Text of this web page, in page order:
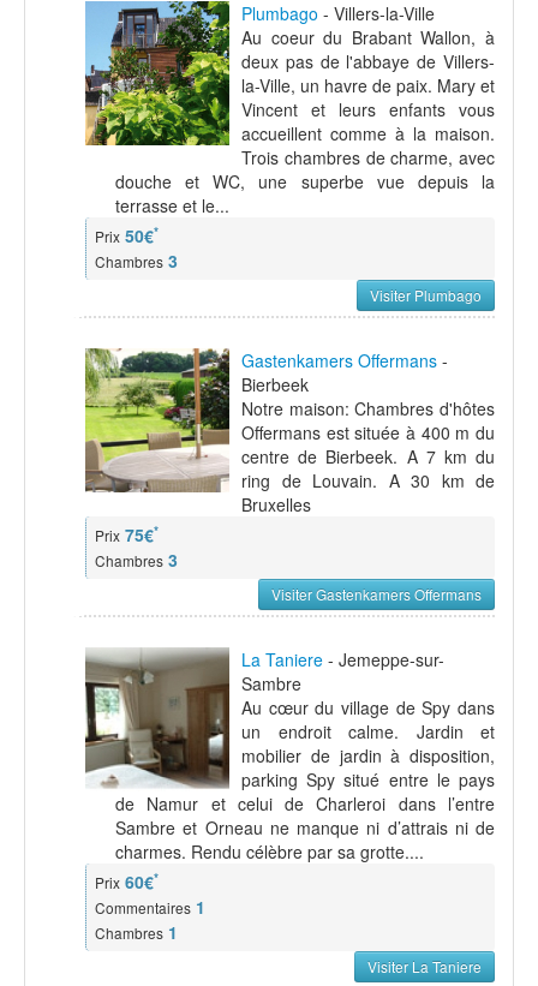
Plumbago - Villers-la-Ville
Au coeur du Brabant Wallon, à
deux pas de l'abbaye de Villers-
la-Ville, un havre de paix. Mary et
Vincent et leurs enfants vous
accueillent comme à la maison.
Trois chambres de charme, avec
douche et WC, une superbe vue depuis la
terrasse et le...
Prix 50€*
Chambres 3
Visiter Plumbago
Gastenkamers Offermans -
Bierbeek
Notre maison: Chambres d'hôtes
Offermans est située à 400 m du
centre de Bierbeek. A 7 km du
ring de Louvain. A 30 km de
Bruxelles
Prix 75€*
Chambres 3
Visiter Gastenkamers Offermans
La Taniere - Jemeppe-sur-
Sambre
Au cœur du village de Spy dans
un endroit calme. Jardin et
mobilier de jardin à disposition,
parking Spy situé entre le pays
de Namur et celui de Charleroi dans l’entre
Sambre et Orneau ne manque ni d’attrais ni de
charmes. Rendu célèbre par sa grotte....
Prix 60€*
Commentaires 1
Chambres 1
Visiter La Taniere